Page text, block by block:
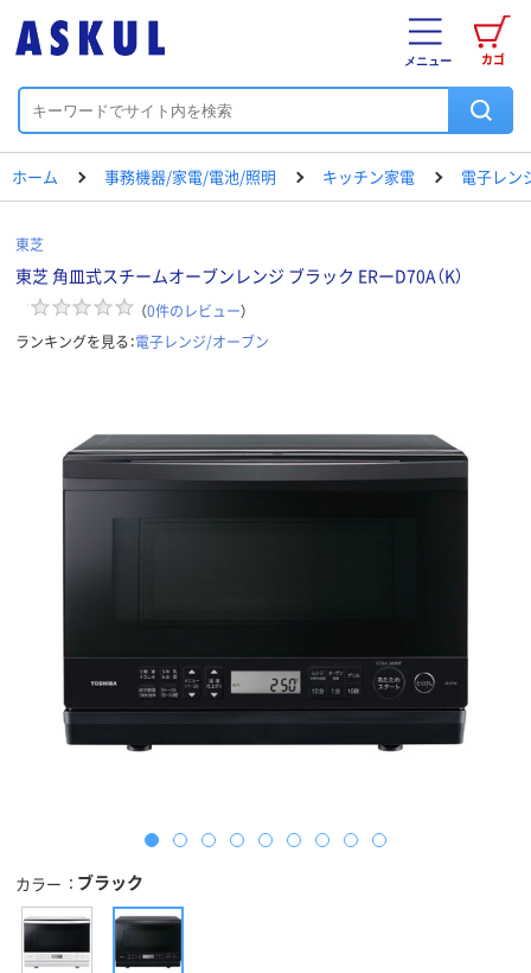
カゴ
メニュー
ホーム 事務機器/家電/電池/照明 キッチン家電 電子レン
東芝
東芝 角皿式スチームオーブンレンジ ブラック ERーD70A（K）
（0件のレビュー）
ランキングを見る：電子レンジ/オーブン
カラー ブラック